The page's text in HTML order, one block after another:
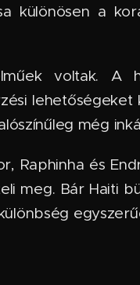
különösen a
voltak. A
lehetőségeket
még
Raphinha és
meg. Bár Haiti